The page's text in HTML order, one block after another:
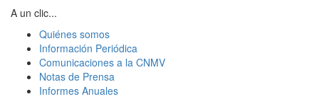
A un clic...
Quiénes somos
Información Periódica
Comunicaciones a la CNMV
Notas de Prensa
Informes Anuales